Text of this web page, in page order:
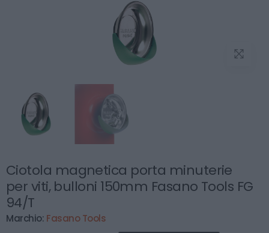
Ciotola magnetica porta minuterie
per viti, bulloni 150mm Fasano Tools FG
94/T
Marchio: Fasano Tools